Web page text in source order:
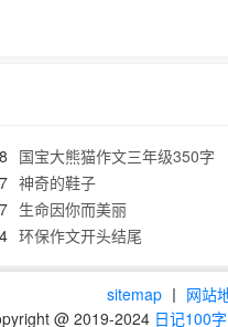
国宝大熊猫作文三年级350字
神奇的鞋子
生命因你而美丽
环保作文开头结尾
sitemap 丨 网站
@ 2019-2024 日记100字